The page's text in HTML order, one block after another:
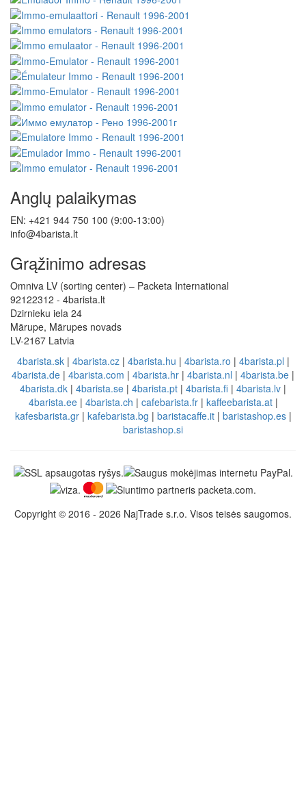
Anglų palaikymas
EN: +421 944 750 100 (9:00-13:00)
info@4barista.lt
Grąžinimo adresas
Omniva LV (sorting center) – Packeta International
92122312 - 4barista.lt
Dzirnieku iela 24
Mārupe, Mārupes novads
LV-2167 Latvia
4barista.sk| 4barista.cz| 4barista.hu | 4barista.ro | 4barista.pl |
4barista.de | 4barista.com | 4barista.hr | 4barista.nl | 4barista.be |
4barista.dk | 4barista.se | 4barista.pt | 4barista.fi | 4barista.lv |
4barista.ee| 4barista.ch | cafebarista.fr| kaffeebarista.at|
kafesbarista.gr| kafebarista.bg | baristacaffe.it| baristashop.es|
baristashop.si
Copyright © 2016 - 2026 NajTrade s.r.o. Visos teisės saugomos.